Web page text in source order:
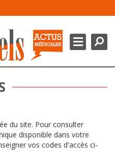
du site. Pour consulter
disponible dans votre
vos codes d'accès ci-
THÉRAPEUTIQUES
L’EXPERT
CONGRÈS